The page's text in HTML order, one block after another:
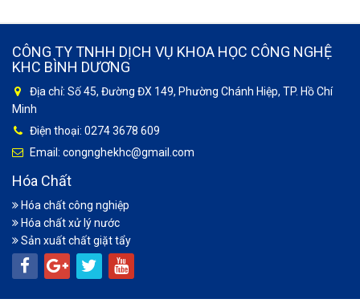
CÔNG TY TNHH DỊCH VỤ KHOA HỌC CÔNG NGHỆ
KHC BÌNH DƯƠNG
Địa chỉ: Số 45, Đường ĐX 149, Phường Chánh Hiệp, TP. Hồ Chí
Minh
Điện thoại: 0274 3678 609
Email: congnghekhc@gmail.com
Hóa Chất
Hóa chất công nghiệp
Hóa chất xử lý nước
Sản xuất chất giặt tẩy